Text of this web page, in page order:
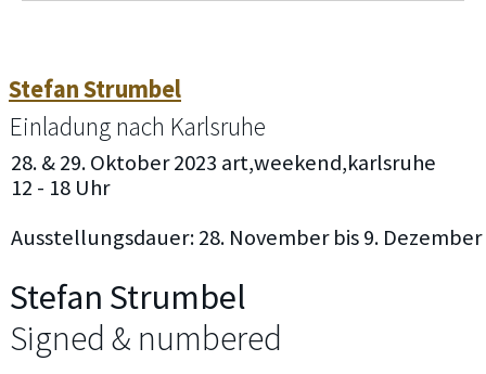
Stefan Strumbel
Einladung nach Karlsruhe
28. & 29. Oktober 2023 art,weekend,karlsruhe
12 - 18 Uhr
Ausstellungsdauer: 28. November bis 9. Dezember
Stefan Strumbel
Signed & numbered